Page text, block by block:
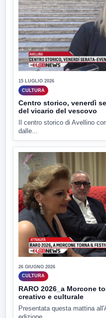
15 LUGLIO 2026
CULTURA
Centro storico, venerdì
del vicario del vescovo
Il centro storico di Avellino
dalle...
26 GIUGNO 2026
CULTURA
RARO 2026_a Morcone
creativo e culturale
Presentata questa mattina